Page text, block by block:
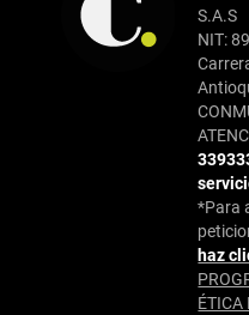
S.A.S
NIT:
*Para
haz
ÉTICA